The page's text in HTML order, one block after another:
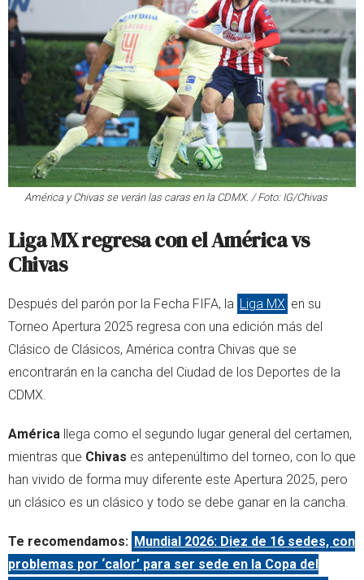
América y Chivas se verán las caras en la CDMX. / Foto: IG/Chivas
Liga MX regresa con el América vs
Chivas
Después del parón por la Fecha FIFA, la Liga MX en su
Torneo Apertura 2025 regresa con una edición más del
Clásico de Clásicos, América contra Chivas que se
encontrarán en la cancha del Ciudad de los Deportes de la
CDMX.
América llega como el segundo lugar general del certamen,
mientras que Chivas es antepenúltimo del torneo, con lo que
han vivido de forma muy diferente este Apertura 2025, pero
un clásico es un clásico y todo se debe ganar en la cancha.
Te recomendamos: Mundial 2026: Diez de 16 sedes, con
problemas por ‘calor’ para ser sede en la Copa del